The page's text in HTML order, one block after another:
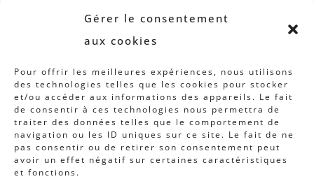
Gérer le consentement
aux cookies
Pour offrir les meilleures expériences, nous utilisons
des technologies telles que les cookies pour stocker
et/ou accéder aux informations des appareils. Le fait
de consentir à ces technologies nous permettra de
traiter des données telles que le comportement de
navigation ou les ID uniques sur ce site. Le fait de ne
pas consentir ou de retirer son consentement peut
avoir un effet négatif sur certaines caractéristiques
et fonctions.
Revue B.I.S.
Rapports et analyses
Articles
AUTRES INFOS
Actions
Concertation
Archives